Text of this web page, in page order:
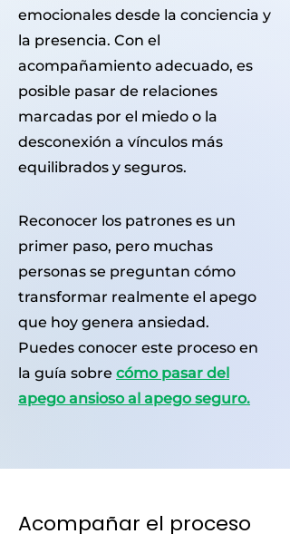
emocionales desde la conciencia y
la presencia. Con el
acompañamiento adecuado, es
posible pasar de relaciones
marcadas por el miedo o la
desconexión a vínculos más
equilibrados y seguros.
Reconocer los patrones es un
primer paso, pero muchas
personas se preguntan cómo
transformar realmente el apego
que hoy genera ansiedad.
Puedes conocer este proceso en
la guía sobre cómo pasar del
apego ansioso al apego seguro.
Acompañar el proceso